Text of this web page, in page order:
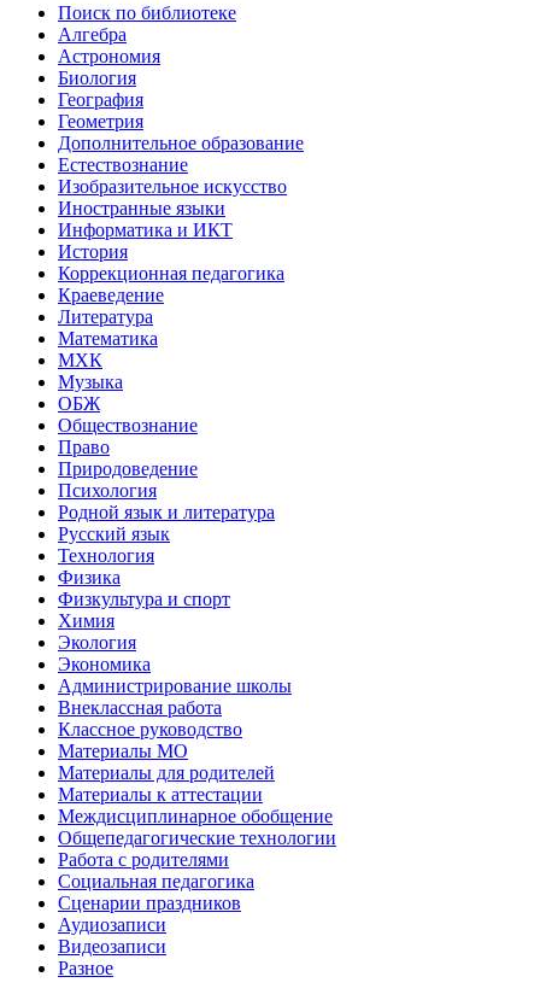
Поиск по библиотеке
Алгебра
Астрономия
Биология
География
Геометрия
Дополнительное образование
Естествознание
Изобразительное искусство
Иностранные языки
Информатика и ИКТ
История
Коррекционная педагогика
Краеведение
Литература
Математика
МХК
Музыка
ОБЖ
Обществознание
Право
Природоведение
Психология
Родной язык и литература
Русский язык
Технология
Физика
Физкультура и спорт
Химия
Экология
Экономика
Администрирование школы
Внеклассная работа
Классное руководство
Материалы МО
Материалы для родителей
Материалы к аттестации
Междисциплинарное обобщение
Общепедагогические технологии
Работа с родителями
Социальная педагогика
Сценарии праздников
Аудиозаписи
Видеозаписи
Разное